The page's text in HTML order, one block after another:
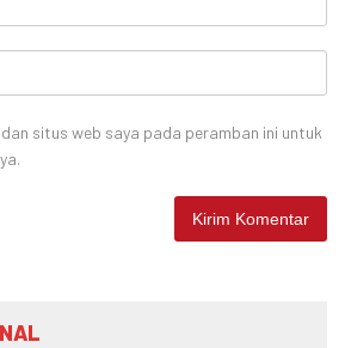
situs web saya pada peramban ini untuk